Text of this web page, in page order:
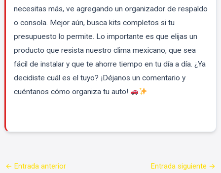
necesitas más, ve agregando un organizador de respaldo
o consola. Mejor aún, busca kits completos si tu
presupuesto lo permite. Lo importante es que elijas un
producto que resista nuestro clima mexicano, que sea
fácil de instalar y que te ahorre tiempo en tu día a día. ¿Ya
decidiste cuál es el tuyo? ¡Déjanos un comentario y
cuéntanos cómo organiza tu auto!
← Entrada anterior Entrada siguiente →